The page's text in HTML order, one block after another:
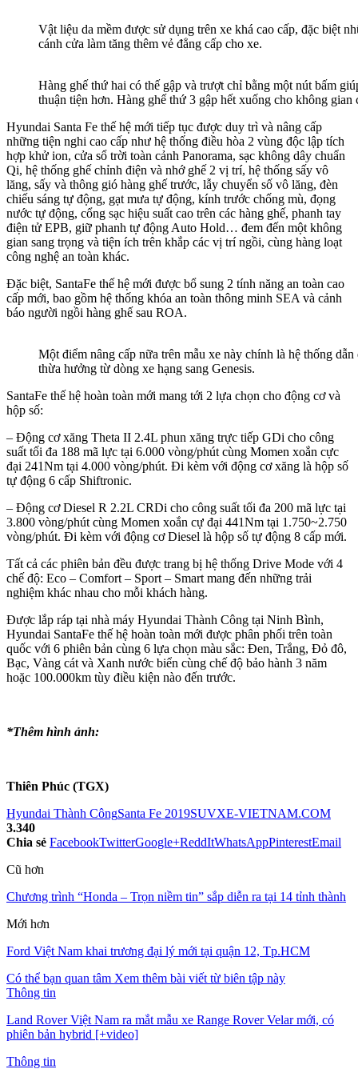
Vật liệu da mềm được sử dụng trên xe khá cao cấp, đặc biệt
cánh cửa làm tăng thêm vẻ đẳng cấp cho xe.
Hàng ghế thứ hai có thế gập và trượt chỉ bằng một nút bấm
thuận tiện hơn. Hàng ghế thứ 3 gập hết xuống cho không gian
Hyundai Santa Fe thế hệ mới tiếp tục được duy trì và nâng cấp
những tiện nghi cao cấp như hệ thống điều hòa 2 vùng độc lập tích
hợp khử ion, cửa sổ trời toàn cảnh Panorama, sạc không dây chuẩn
Qi, hệ thống ghế chỉnh điện và nhớ ghế 2 vị trí, hệ thống sấy vô
lăng, sấy và thông gió hàng ghế trước, lẫy chuyển số vô lăng, đèn
chiếu sáng tự động, gạt mưa tự động, kính trước chống mù, đọng
nước tự động, cổng sạc hiệu suất cao trên các hàng ghế, phanh tay
điện tử EPB, giữ phanh tự động Auto Hold… đem đến một không
gian sang trọng và tiện ích trên khắp các vị trí ngồi, cùng hàng loạt
công nghệ an toàn khác.
Đặc biệt, SantaFe thế hệ mới được bổ sung 2 tính năng an toàn cao
cấp mới, bao gồm hệ thống khóa an toàn thông minh SEA và cảnh
báo người ngồi hàng ghế sau ROA.
Một điểm nâng cấp nữa trên mẫu xe này chính là hệ thống
thừa hưởng từ dòng xe hạng sang Genesis.
SantaFe thế hệ hoàn toàn mới mang tới 2 lựa chọn cho động cơ và
hộp số:
– Động cơ xăng Theta II 2.4L phun xăng trực tiếp GDi cho công
suất tối đa 188 mã lực tại 6.000 vòng/phút cùng Momen xoắn cực
đại 241Nm tại 4.000 vòng/phút. Đi kèm với động cơ xăng là hộp số
tự động 6 cấp Shiftronic.
– Động cơ Diesel R 2.2L CRDi cho công suất tối đa 200 mã lực tại
3.800 vòng/phút cùng Momen xoắn cự đại 441Nm tại 1.750~2.750
vòng/phút. Đi kèm với động cơ Diesel là hộp số tự động 8 cấp mới.
Tất cả các phiên bản đều được trang bị hệ thống Drive Mode với 4
chế độ: Eco – Comfort – Sport – Smart mang đến những trải
nghiệm khác nhau cho mỗi khách hàng.
Được lắp ráp tại nhà máy Hyundai Thành Công tại Ninh Bình,
Hyundai SantaFe thế hệ hoàn toàn mới được phân phối trên toàn
quốc với 6 phiên bản cùng 6 lựa chọn màu sắc: Đen, Trắng, Đỏ đô,
Bạc, Vàng cát và Xanh nước biển cùng chế độ bảo hành 3 năm
hoặc 100.000km tùy điều kiện nào đến trước.
*Thêm hình ảnh:
Thiên Phúc (TGX)
Hyundai Thành CôngSanta Fe 2019SUVXE-VIETNAM.COM
3.340
Chia sẻ FacebookTwitterGoogle+ReddItWhatsAppPinterestEmail
Cũ hơn
Chương trình “Honda – Trọn niềm tin” sắp diễn ra tại 14 tỉnh thành
Mới hơn
Ford Việt Nam khai trương đại lý mới tại quận 12, Tp.HCM
Có thể bạn quan tâm Xem thêm bài viết từ biên tập này
Thông tin
Land Rover Việt Nam ra mắt mẫu xe Range Rover Velar mới, có
phiên bản hybrid [+video]
Thông tin